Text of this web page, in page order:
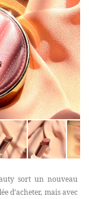
sort un nouveau
d’acheter, mais avec